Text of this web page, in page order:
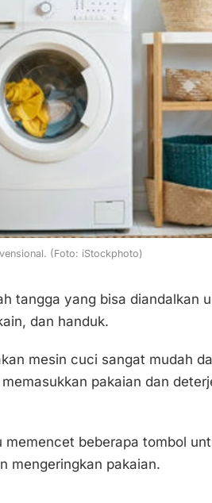
(Foto: iStockphoto)
tangga yang bisa diandalkan
dan handuk.
mesin cuci sangat mudah
pakaian dan
beberapa tombol
mengeringkan pakaian.